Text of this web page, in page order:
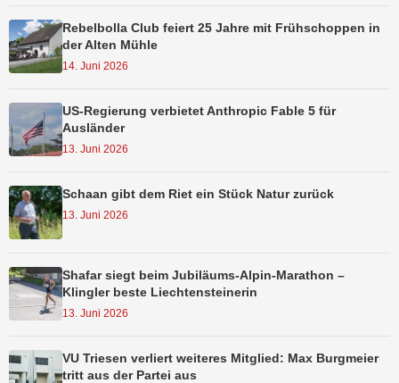
Rebelbolla Club feiert 25 Jahre mit Frühschoppen in
der Alten Mühle
14. Juni 2026
US-Regierung verbietet Anthropic Fable 5 für
Ausländer
13. Juni 2026
Schaan gibt dem Riet ein Stück Natur zurück
13. Juni 2026
Shafar siegt beim Jubiläums-Alpin-Marathon –
Klingler beste Liechtensteinerin
13. Juni 2026
VU Triesen verliert weiteres Mitglied: Max Burgmeier
tritt aus der Partei aus